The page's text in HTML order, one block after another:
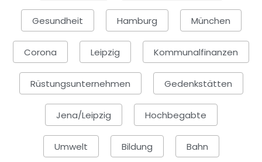
Gesundheit Hamburg München
Corona Leipzig Kommunalfinanzen
Rüstungsunternehmen Gedenkstätten
Jena/Leipzig Hochbegabte
Umwelt Bildung Bahn